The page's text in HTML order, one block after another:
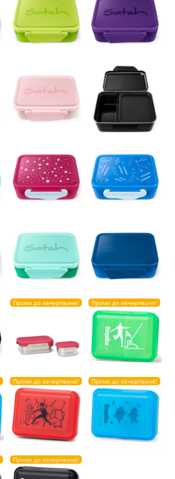
Промо до изчерпване! Промо до изчерпване!
Промо до изчерпване! Промо до изчерпване!
Промо до изчерпване!